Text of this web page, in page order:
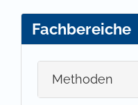
Fachbereiche
Methoden